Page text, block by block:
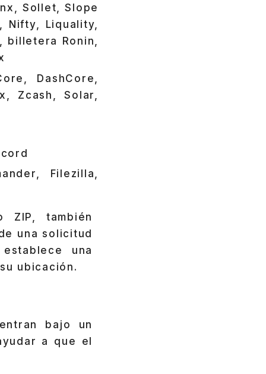
Sollet, Slope
Nifty, Liquality,
billetera Ronin,
DashCore,
Zcash, Solar,
Filezilla,
ZIP, también
una solicitud
una
ubicación.
bajo un
a que el